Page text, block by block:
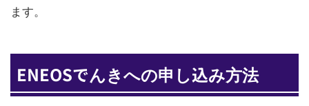
ます。
ENEOSでんきへの申し込み方法